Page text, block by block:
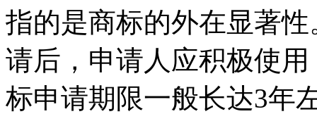
指的是商标的外在显著
请后，申请人应积极使
标申请期限一般长达3年